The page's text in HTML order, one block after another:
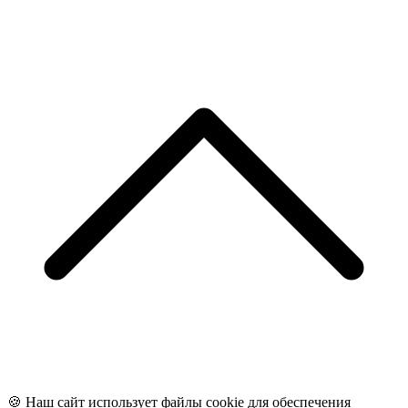
🍪 Наш сайт использует файлы cookie для обеспечения